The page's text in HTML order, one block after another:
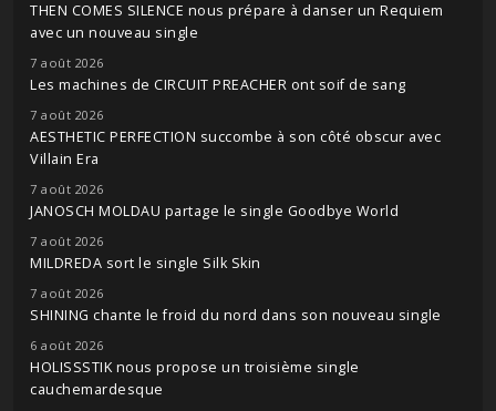
THEN COMES SILENCE nous prépare à danser un Requiem
avec un nouveau single
7 août 2026
Les machines de CIRCUIT PREACHER ont soif de sang
7 août 2026
AESTHETIC PERFECTION succombe à son côté obscur avec
Villain Era
7 août 2026
JANOSCH MOLDAU partage le single Goodbye World
7 août 2026
MILDREDA sort le single Silk Skin
7 août 2026
SHINING chante le froid du nord dans son nouveau single
6 août 2026
HOLISSSTIK nous propose un troisième single
cauchemardesque